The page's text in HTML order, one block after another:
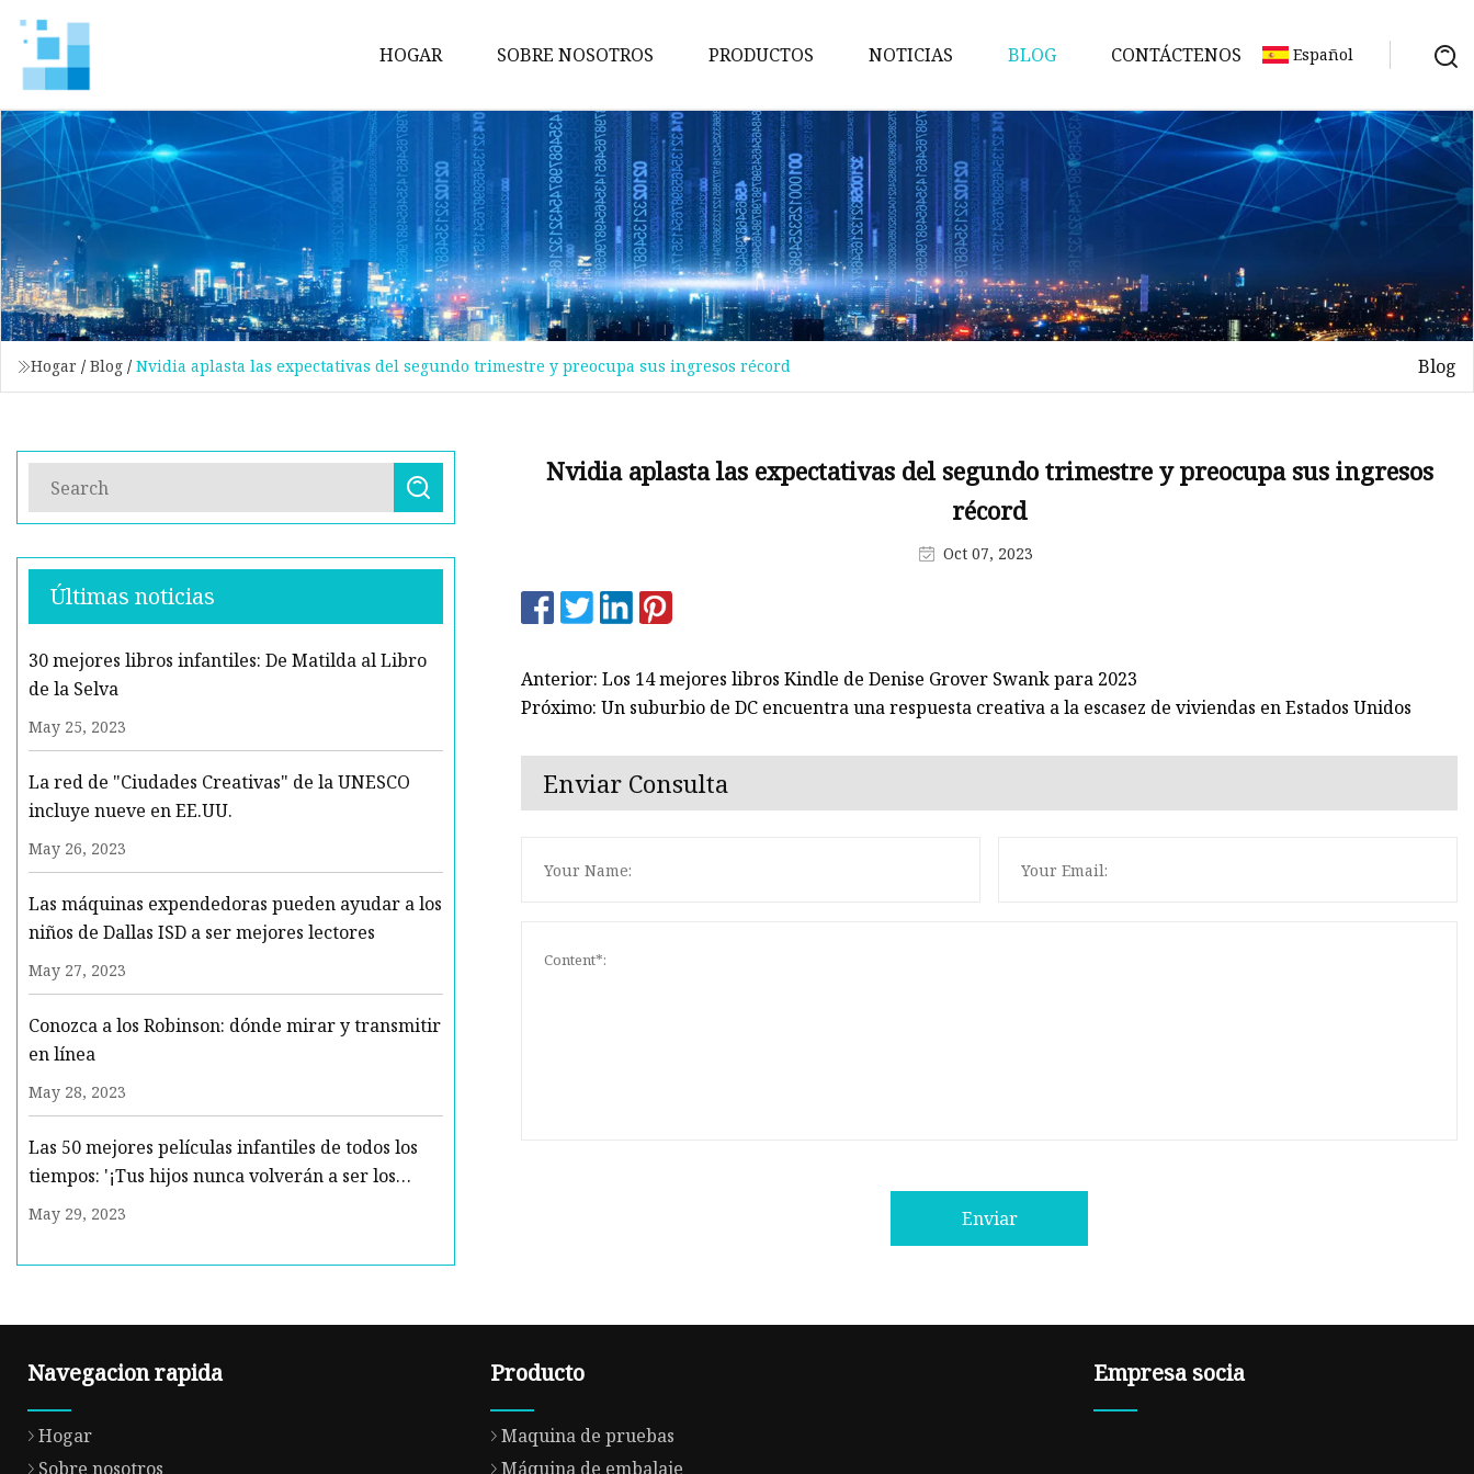
HOGAR SOBRE NOSOTROS PRODUCTOS
Maquina de pruebas
Máquina de embalaje
Maquina de cortar
Máquina bronceadora
Perforadora
Máquina transportadora
Máquina de implantación
Máquina de libros para niños
Máquina troqueladora de libros
NOTICIAS BLOG CONTÁCTENOS Español
Hogar / Blog / Nvidia aplasta las expectativas del segundo trimestre y preocupa sus ingresos récord Blog
Últimas noticias
30 mejores libros infantiles: De Matilda al Libro
de la Selva
May 25, 2023
La red de "Ciudades Creativas" de la UNESCO
incluye nueve en EE.UU.
May 26, 2023
Las máquinas expendedoras pueden ayudar a los
niños de Dallas ISD a ser mejores lectores
May 27, 2023
Conozca a los Robinson: dónde mirar y transmitir
en línea
May 28, 2023
Las 50 mejores películas infantiles de todos los
tiempos: '¡Tus hijos nunca volverán a ser los
mismos!'
May 29, 2023
Nvidia aplasta las expectativas del segundo trimestre y preocupa sus ingresos
récord
Oct 07, 2023
Anterior: Los 14 mejores libros Kindle de Denise Grover Swank para 2023
Próximo: Un suburbio de DC encuentra una respuesta creativa a la escasez de viviendas en Estados Unidos
Enviar Consulta
Enviar
Navegacion rapida
Hogar
Sobre nosotros
Producto
Maquina de pruebas
Máquina de embalaje
Empresa socia